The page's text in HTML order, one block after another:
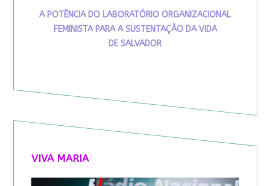
A POTÊNCIA DO LABORATÓRIO ORGANIZACIONAL
FEMINISTA PARA A SUSTENTAÇÃO DA VIDA
DE SALVADOR
VIVA MARIA